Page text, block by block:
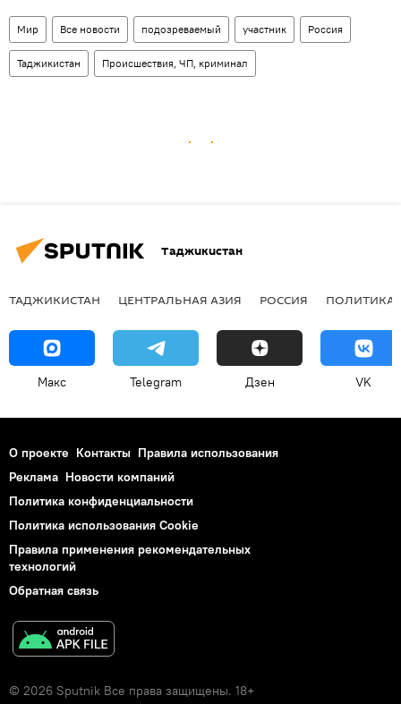
Мир Все новости подозреваемый участник Россия
Таджикистан Происшествия, ЧП, криминал
Таджикистан
ТАДЖИКИСТАН ЦЕНТРАЛЬНАЯ АЗИЯ РОССИЯ ПОЛИТИКА
Макс Telegram Дзен VK
О проекте Контакты Правила использования
Реклама Новости компаний
Политика конфиденциальности
Политика использования Cookie
Правила применения рекомендательных
технологий
Обратная связь
© 2026 Sputnik Все права защищены. 18+